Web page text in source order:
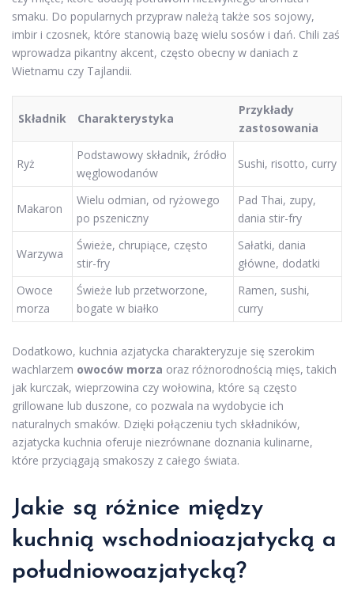
smaku. Do popularnych przypraw należą także sos sojowy,
imbir i czosnek, które stanowią bazę wielu sosów i dań. Chili zaś
wprowadza pikantny akcent, często obecny w daniach z
Wietnamu czy Tajlandii.
Składnik Charakterystyka
Przykłady
zastosowania
Ryż
Podstawowy składnik, źródło
węglowodanów
Sushi, risotto, curry
Makaron
Wielu odmian, od ryżowego
po pszeniczny
Pad Thai, zupy,
dania stir-fry
Warzywa
Świeże, chrupiące, często
stir-fry
Sałatki, dania
główne, dodatki
Owoce
morza
Świeże lub przetworzone,
bogate w białko
Ramen, sushi,
curry
Dodatkowo, kuchnia azjatycka charakteryzuje się szerokim
wachlarzem owoców morza oraz różnorodnością mięs, takich
jak kurczak, wieprzowina czy wołowina, które są często
grillowane lub duszone, co pozwala na wydobycie ich
naturalnych smaków. Dzięki połączeniu tych składników,
azjatycka kuchnia oferuje niezrównane doznania kulinarne,
które przyciągają smakoszy z całego świata.
Jakie są różnice między
kuchnią wschodnioazjatycką a
południowoazjatycką?